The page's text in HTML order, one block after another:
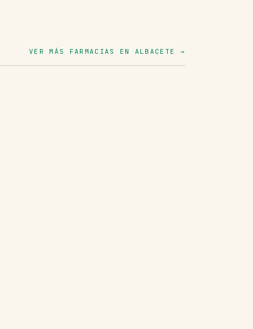
VER MÁS FARMACIAS EN ALBACETE →